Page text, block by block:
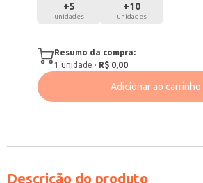
+5
unidades
+10
unidades
Resumo da compra:
1 unidade · R$ 0,00
Adicionar ao carrinho
Descrição do produto